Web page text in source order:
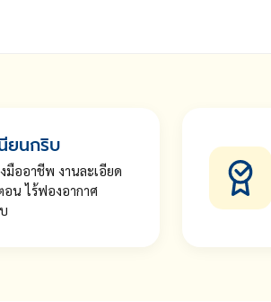
ยนกริบ
มืออาชีพ งานละเอียด
น ไร้ฟองอากาศ